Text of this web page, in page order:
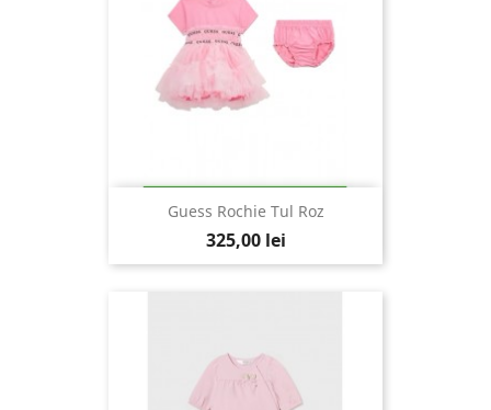
Guess Rochie Tul Roz
325,00 lei